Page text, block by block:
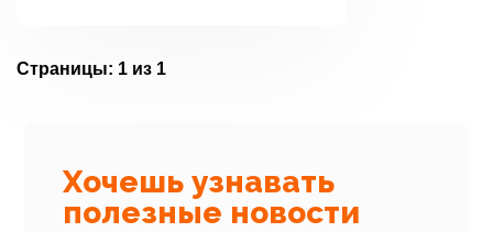
Страницы: 1 из 1
Хочешь узнавать
полезные новости